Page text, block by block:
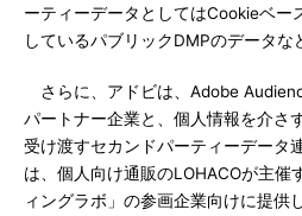
ーティーデータとしてはCookieベー
しているパブリックDMPのデータな
さらに、アドビは、Adobe
パートナー企業と、個人情報を介さ
受け渡すセカンドパーティーデータ
は、個人向け通販のLOHACOが主催
ィングラボ」の参画企業向けに提供